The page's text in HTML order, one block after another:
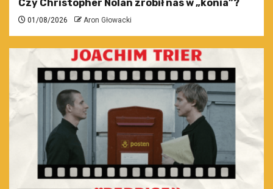
Czy Christopher Nolan zrobił nas w „konia”?
01/08/2026 Aron Głowacki